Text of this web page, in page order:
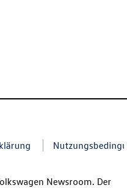
Newsroom. Der